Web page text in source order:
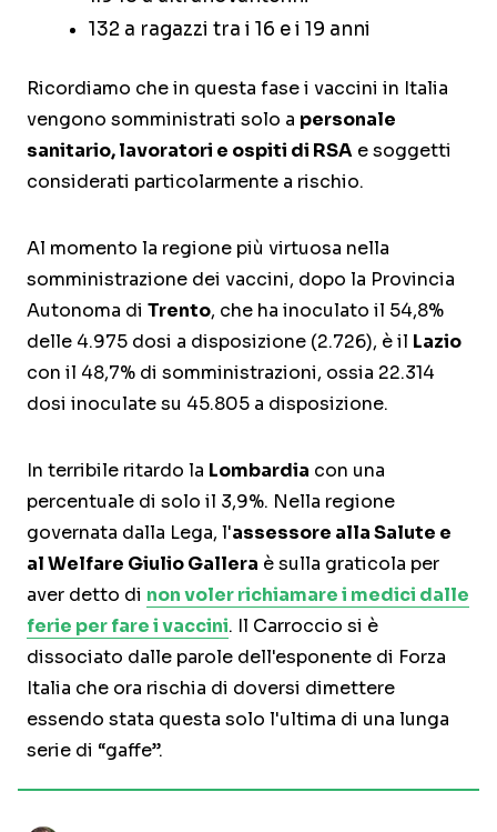
132 a ragazzi tra i 16 e i 19 anni
Ricordiamo che in questa fase i vaccini in Italia
vengono somministrati solo a personale
sanitario, lavoratori e ospiti di RSA e soggetti
considerati particolarmente a rischio.
Al momento la regione più virtuosa nella
somministrazione dei vaccini, dopo la Provincia
Autonoma di Trento, che ha inoculato il 54,8%
delle 4.975 dosi a disposizione (2.726), è il Lazio
con il 48,7% di somministrazioni, ossia 22.314
dosi inoculate su 45.805 a disposizione.
In terribile ritardo la Lombardia con una
percentuale di solo il 3,9%. Nella regione
governata dalla Lega, l'assessore alla Salute e
al Welfare Giulio Gallera è sulla graticola per
aver detto di non voler richiamare i medici dalle
ferie per fare i vaccini. Il Carroccio si è
dissociato dalle parole dell'esponente di Forza
Italia che ora rischia di doversi dimettere
essendo stata questa solo l'ultima di una lunga
serie di “gaffe”.